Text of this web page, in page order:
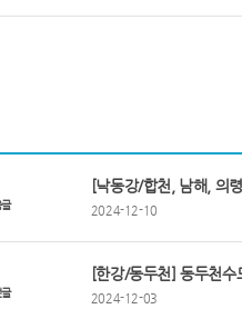
[낙동강/합천, 남해, 의
2024-12-10
[한강/동두천] 동두천
2024-12-03